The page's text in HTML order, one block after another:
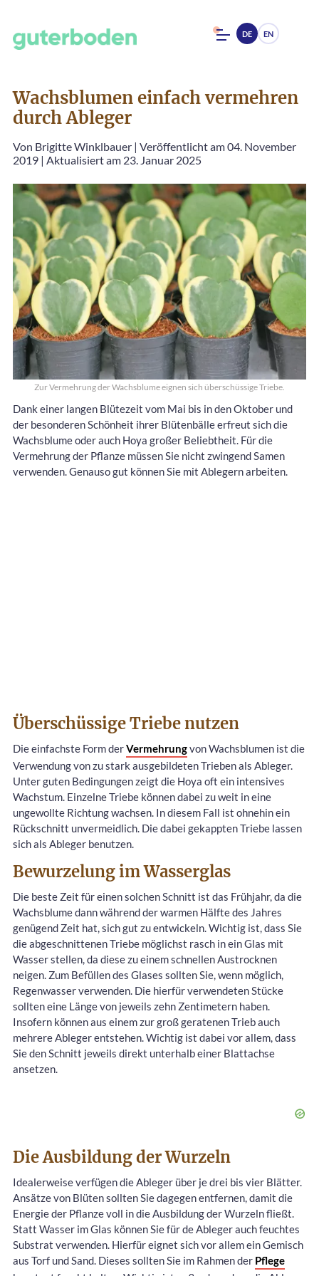
DE EN
Wachsblumen einfach vermehren
durch Ableger
Von Brigitte Winklbauer | Veröffentlicht am 04. November
2019 | Aktualisiert am 23. Januar 2025
Zur Vermehrung der Wachsblume eignen sich überschüssige Triebe.
Dank einer langen Blütezeit vom Mai bis in den Oktober und
der besonderen Schönheit ihrer Blütenbälle erfreut sich die
Wachsblume oder auch Hoya großer Beliebtheit. Für die
Vermehrung der Pflanze müssen Sie nicht zwingend Samen
verwenden. Genauso gut können Sie mit Ablegern arbeiten.
Überschüssige Triebe nutzen
Die einfachste Form derVermehrungvon Wachsblumen ist die
Verwendung von zu stark ausgebildeten Trieben als Ableger.
Unter guten Bedingungen zeigt die Hoya oft ein intensives
Wachstum. Einzelne Triebe können dabei zu weit in eine
ungewollte Richtung wachsen. In diesem Fall ist ohnehin ein
Rückschnitt unvermeidlich. Die dabei gekappten Triebe lassen
sich als Ableger benutzen.
Bewurzelung im Wasserglas
Die beste Zeit für einen solchen Schnitt ist das Frühjahr, da die
Wachsblume dann während der warmen Hälfte des Jahres
genügend Zeit hat, sich gut zu entwickeln. Wichtig ist, dass Sie
die abgeschnittenen Triebe möglichst rasch in ein Glas mit
Wasser stellen, da diese zu einem schnellen Austrocknen
neigen. Zum Befüllen des Glases sollten Sie, wenn möglich,
Regenwasser verwenden. Die hierfür verwendeten Stücke
sollten eine Länge von jeweils zehn Zentimetern haben.
Insofern können aus einem zur groß geratenen Trieb auch
mehrere Ableger entstehen. Wichtig ist dabei vor allem, dass
Sie den Schnitt jeweils direkt unterhalb einer Blattachse
ansetzen.
Die Ausbildung der Wurzeln
Idealerweise verfügen die Ableger über je drei bis vier Blätter.
Ansätze von Blüten sollten Sie dagegen entfernen, damit die
Energie der Pflanze voll in die Ausbildung der Wurzeln fließt.
Statt Wasser im Glas können Sie für de Ableger auch feuchtes
Substrat verwenden. Hierfür eignet sich vor allem ein Gemisch
aus Torf und Sand. Dieses sollten Sie im Rahmen der Pflege